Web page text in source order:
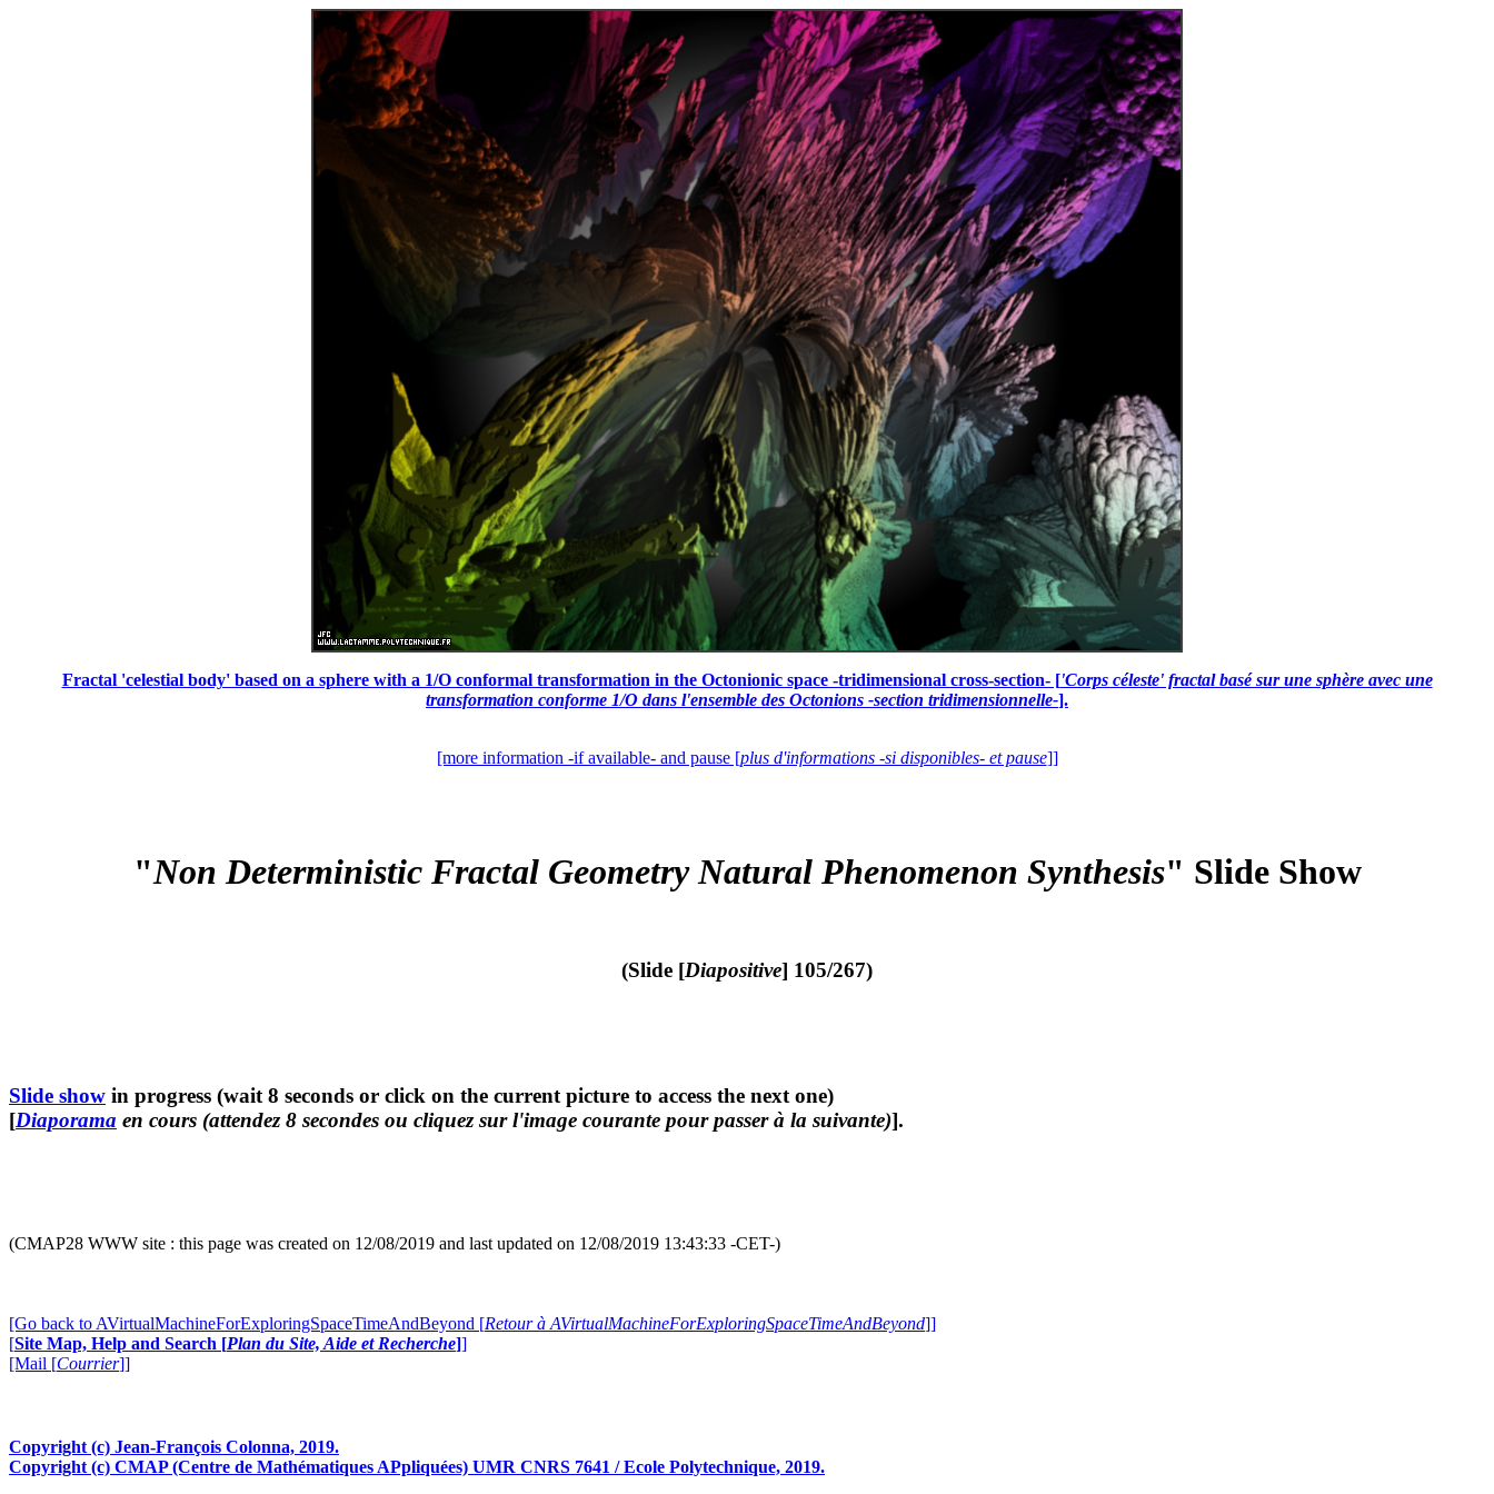
Fractal 'celestial body' based on a sphere with a 1/O conformal transformation in the Octonionic space -tridimensional cross-section- ['Corps céleste' fractal basé sur une sphère avec une
transformation conforme 1/O dans l'ensemble des Octonions -section tridimensionnelle-].
[more information -if available- and pause [plus d'informations -si disponibles- et pause]]
"Non Deterministic Fractal Geometry Natural Phenomenon Synthesis" Slide Show
(Slide [Diapositive] 105/267)
Slide show in progress (wait 8 seconds or click on the current picture to access the next one)
[Diaporama en cours (attendez 8 secondes ou cliquez sur l'image courante pour passer à la suivante)].
(CMAP28 WWW site : this page was created on 12/08/2019 and last updated on 12/08/2019 13:43:33 -CET-)
[Go back to AVirtualMachineForExploringSpaceTimeAndBeyond [Retour à AVirtualMachineForExploringSpaceTimeAndBeyond]]
[Site Map, Help and Search [Plan du Site, Aide et Recherche]]
[Mail [Courrier]]
Copyright (c) Jean-François Colonna, 2019.
Copyright (c) CMAP (Centre de Mathématiques APpliquées) UMR CNRS 7641 / Ecole Polytechnique, 2019.